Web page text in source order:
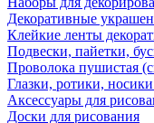
Декоративные
Клейкие ленты
Подвески, пайетки,
Проволока пушистая
Глазки, ротики,
Аксессуары для
Доски для рисования